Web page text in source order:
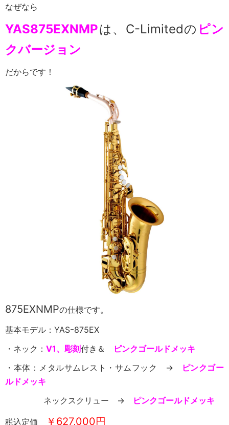
なぜなら
YAS875EXNMPは、C-Limitedの ピン
クバージョン
だからです！
875EXNMPの仕様です。
基本モデル：YASｰ875EX
・ネック： V1、彫刻付き＆
ピンクゴールドメッキ
・本体：メタルサムレスト・サムフック →
ピンクゴー
ルドメッキ
ネックスクリュー →
ピンクゴールドメッキ
税込定価 ￥627,000円